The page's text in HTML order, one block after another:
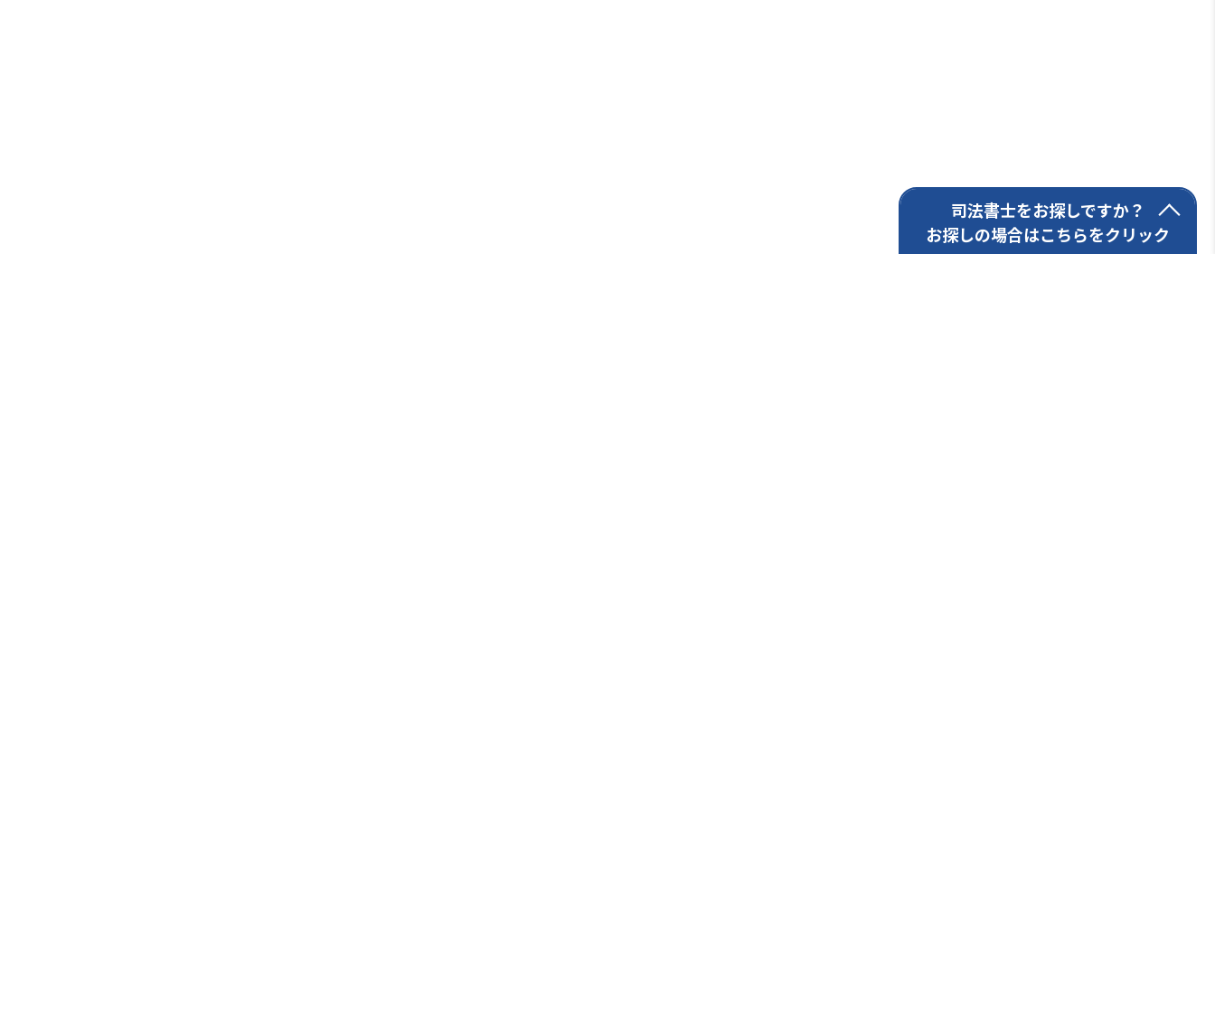
司法書士をお探しですか？
お探しの場合はこちらをクリック